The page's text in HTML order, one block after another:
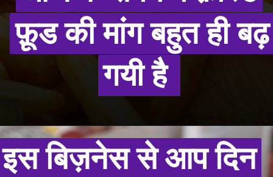
फ़ूड की मांग बहुत ही बढ़
गयी है
फ़ूड की मांग बहुत ही बढ़
गयी है
इस बिज़नेस से आप दिन
इस बिज़नेस से आप दिन